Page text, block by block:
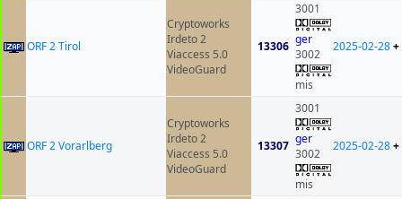
ORF 2 Tirol
Cryptoworks
Irdeto 2
Viaccess 5.0
VideoGuard
13306
3001
ger
3002
mis
2025-02-28+
ORF 2 Vorarlberg
Cryptoworks
Irdeto 2
Viaccess 5.0
VideoGuard
13307
3001
ger
3002
mis
2025-02-28+